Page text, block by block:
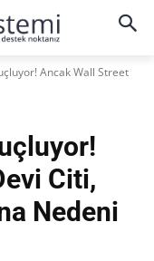
Ancak Wall Street
Citi,
Nedeni